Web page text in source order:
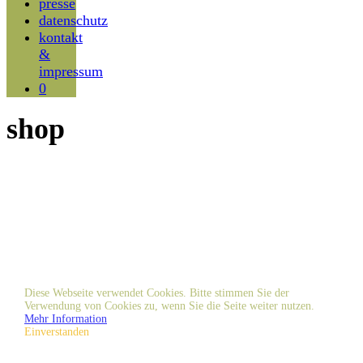
presse
datenschutz
kontakt
&
impressum
0
shop
Diese Webseite verwendet Cookies. Bitte stimmen Sie der
Verwendung von Cookies zu, wenn Sie die Seite weiter nutzen.
Mehr Information
Einverstanden